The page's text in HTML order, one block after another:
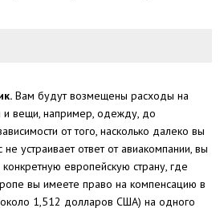
Вам будут возмещены расходы на
вещи, например, одежду, до
от того, насколько далеко вы
устраивает ответ от авиакомпании, вы
европейскую страну, где
вы имеете право на компенсацию в
1,512 долларов США) на одного